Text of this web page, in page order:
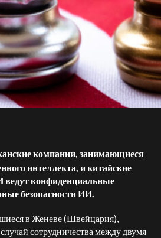
компании, занимающиеся
интеллекта, и китайские
ведут конфиденциальные
безопасности ИИ.
в Женеве (Швейцария),
сотрудничества между двумя